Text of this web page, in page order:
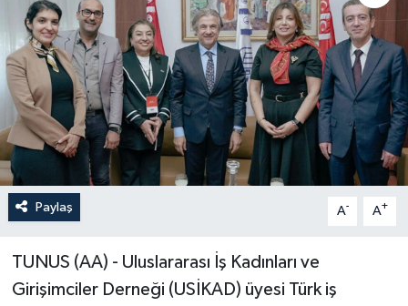
Paylaş A- A+
TUNUS (AA) - Uluslararası İş Kadınları ve
Girişimciler Derneği (USİKAD) üyesi Türk iş